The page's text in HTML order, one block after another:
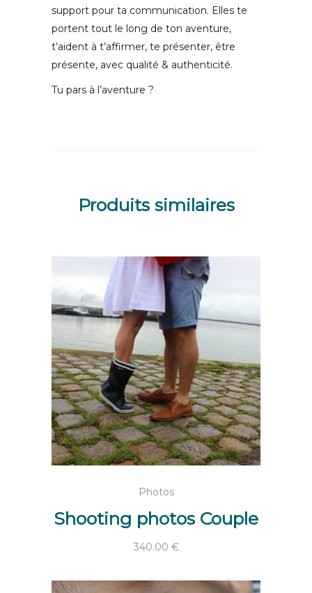
support pour ta communication. Elles te
portent tout le long de ton aventure,
t’aident à t’affirmer, te présenter, être
présente, avec qualité & authenticité.
Tu pars à l’aventure ?
Produits similaires
Photos
Shooting photos Couple
340.00 €